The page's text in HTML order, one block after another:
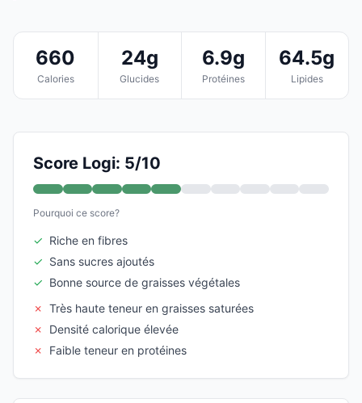
660
Calories
24g
Glucides
6.9g
Protéines
64.5g
Lipides
Score Logi: 5/10
Pourquoi ce score?
✓ Riche en fibres
✓ Sans sucres ajoutés
✓ Bonne source de graisses végétales
✗ Très haute teneur en graisses saturées
✗
Densité calorique élevée
✗
Faible teneur en protéines